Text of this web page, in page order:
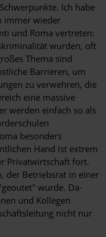
Ich habe
immer wieder
und Roma vertreten:
wurden, oft
Thema sind
Barrieren, um
zu verwehren, die
eine massive
werden einfach so als
besonders
Hand ist extrem
Privatwirtschaft fort.
der Betriebsrat in einer
wurde. Da­
und Kollegen
nicht nur